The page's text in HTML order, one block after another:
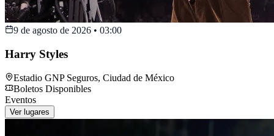
9 de agosto de 2026 • 03:00
Harry Styles
Estadio GNP Seguros, Ciudad de México
Boletos Disponibles
Eventos
Ver lugares